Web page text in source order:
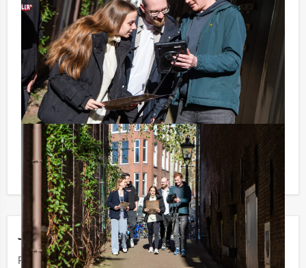
Jouw uitje
Prijs :
te rekenen? Voor € 13,50 per persoon per uur (excl.
BTW) kunt u gebruikmaken van het drankarrangement,
waarbij u onbeperkt kunt genieten van bier, fris,
huiswijn, koffie en thee. En... zo komt u ook achteraf
niet voor verrassingen te staan!
Reservering voor kleinere groepen:
Komt u niet aan het minimale aantal deelnemers voor
deze activiteit? Als u bereid bent voor het minimale
aantal te betalen, kunt u ook gewoon voor minder
personen boeken!